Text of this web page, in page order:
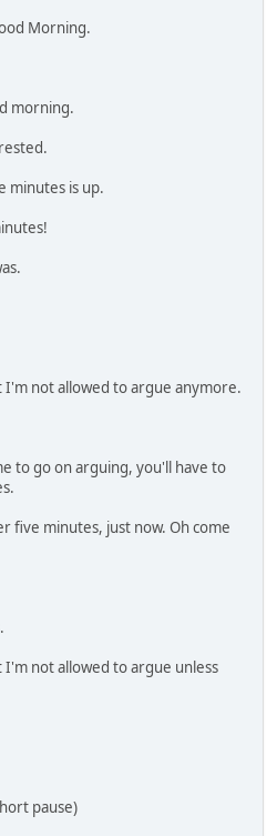
Morning.
morning.
minutes is up.
not allowed to argue anymore.
to go on arguing, you'll have to
five minutes, just now. Oh come
not allowed to argue unless
pause)